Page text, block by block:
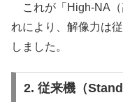
これが「High-NA（
れにより、解像力は
しました。
2. 従来機（